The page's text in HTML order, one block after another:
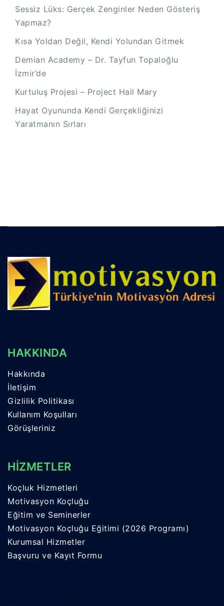
Sessiz Lüks: Gerçek Zenginler Neden Gösteriş
Yapmaz?
Kısa Yoldan Değil, Kendi Yolundan Gitmek
Demian Academy – Dr. Tayfun Topaloğlu
İzmir’de
Kurtuluş Projesi – Project Hail Mary
Hayat Oyununda Kendi Gerçekliğinizi
Yaratmanın Sırları
HAKKINDA
Hakkında
İletişim
Gizlilik Politikası
Kullanım Koşulları
Görüşleriniz
HİZMETLER
Koçluk Hizmetleri
Motivasyon Koçluğu
Eğitim ve Seminerler
Motivasyon Koçluğu Eğitimi (2026 Programı)
Kurumsal Hizmetler
Başvuru ve Kayıt Formu